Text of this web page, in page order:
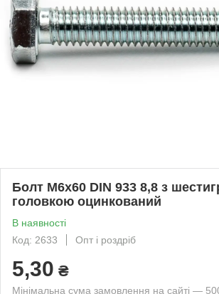
Болт М6х60 DIN 933 8,8 з
головкою оцинкований
В наявності
Код: 2633
Опт і роздріб
5,30 ₴
Мінімальна сума замовлення на сайті —